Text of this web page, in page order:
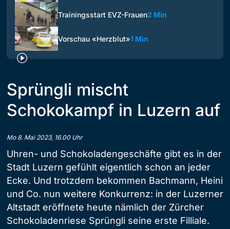
Trainingsstart EVZ-Frauen2 Min
Vorschau «Herzblut»1 Min
Sprüngli mischt
Schokokampf in Luzern auf
Mo 8. Mai 2023, 16.00 Uhr
Uhren- und Schokoladengeschäfte gibt es in der
Stadt Luzern gefühlt eigentlich schon an jeder
Ecke. Und trotzdem bekommen Bachmann, Heini
und Co. nun weitere Konkurrenz: in der Luzerner
Altstadt eröffnete heute nämlich der Zürcher
Schokoladenriese Sprüngli seine erste Filliale.